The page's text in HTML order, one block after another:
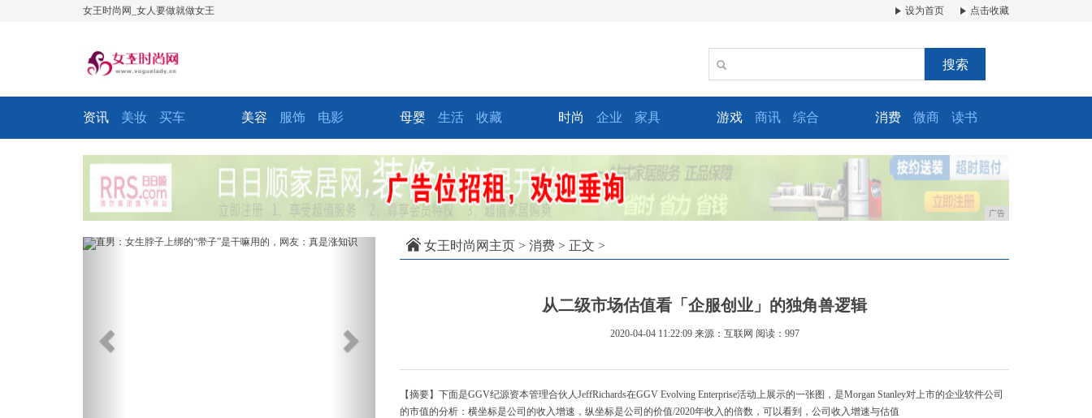
女王时尚网_女人要做就做女王 设为首页 点击收藏
搜索
资讯 美妆 买车 美容 服饰 电影 母婴 生活 收藏 时尚 企业 家具 游戏 商讯 综合 消费 微商 读书
广告
Previous Next 女王时尚网主页 > 消费 > 正文 >
从二级市场估值看「企服创业」的独角兽逻辑
2020-04-04 11:22:09 来源：互联网 阅读：997
【摘要】下面是GGV纪源资本管理合伙人JeffRichards在GGV Evolving Enterprise活动上展示的一张图，是Morgan Stanley对上市的企业软件公司
的市值的分析：横坐标是公司的收入增速，纵坐标是公司的价值/2020年收入的倍数，可以看到，公司收入增速与估值